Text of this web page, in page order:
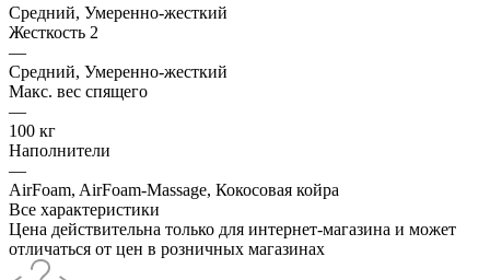
Средний, Умеренно-жесткий
Жесткость 2
—
Средний, Умеренно-жесткий
Макс. вес спящего
—
100 кг
Наполнители
—
AirFoam, AirFoam-Massage, Кокосовая койра
Все характеристики
Цена действительна только для интернет-магазина и может
отличаться от цен в розничных магазинах